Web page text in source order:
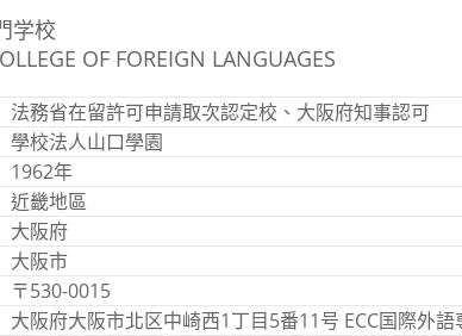
学校
OF FOREIGN LANGUAGES
法務省在留許可申請取次認定校、大阪府知事認可
學校法人山口學園
1962年
近畿地區
大阪府
大阪市
〒530-0015
大阪府大阪市北区中崎西1丁目5番11号 ECC国際外